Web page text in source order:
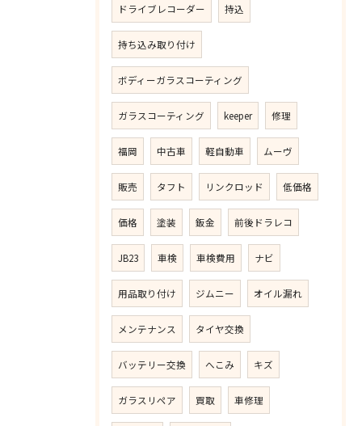
ドライブレコーダー 持込
持ち込み取り付け
ボディーガラスコーティング
ガラスコーティング keeper 修理
福岡 中古車 軽自動車 ムーヴ
販売 タフト リンクロッド 低価格
価格 塗装 鈑金 前後ドラレコ
JB23 車検 車検費用 ナビ
用品取り付け ジムニー オイル漏れ
メンテナンス タイヤ交換
バッテリー交換 へこみ キズ
ガラスリペア 買取 車修理